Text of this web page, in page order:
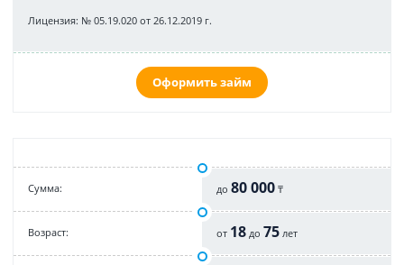
Лицензия: № 05.19.020 от 26.12.2019 г.
Оформить займ
Cумма: до 80 000 ₸
Возраст: от 18 до 75 лет